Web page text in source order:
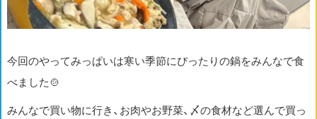
今回のやってみっぱいは寒い季節にぴったりの鍋をみんなで食
べました🍲
みんなで買い物に行き、お肉やお野菜、〆の食材など選んで買っ